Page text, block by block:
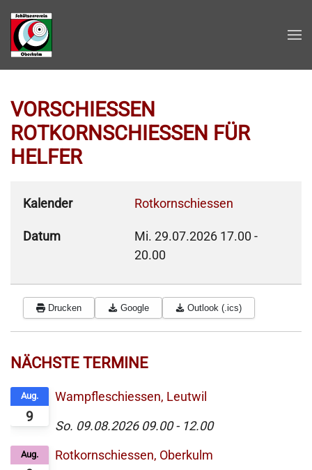
Zum Hauptinhalt springen
VORSCHIESSEN
ROTKORNSCHIESSEN FÜR
HELFER
Kalender Rotkornschiessen
Datum Mi. 29.07.2026 17.00 -
20.00
Drucken Google Outlook (.ics)
NÄCHSTE TERMINE
9
Aug.
Wampfleschiessen, Leutwil
So. 09.08.2026 09.00 - 12.00
Aug.
Rotkornschiessen, Oberkulm